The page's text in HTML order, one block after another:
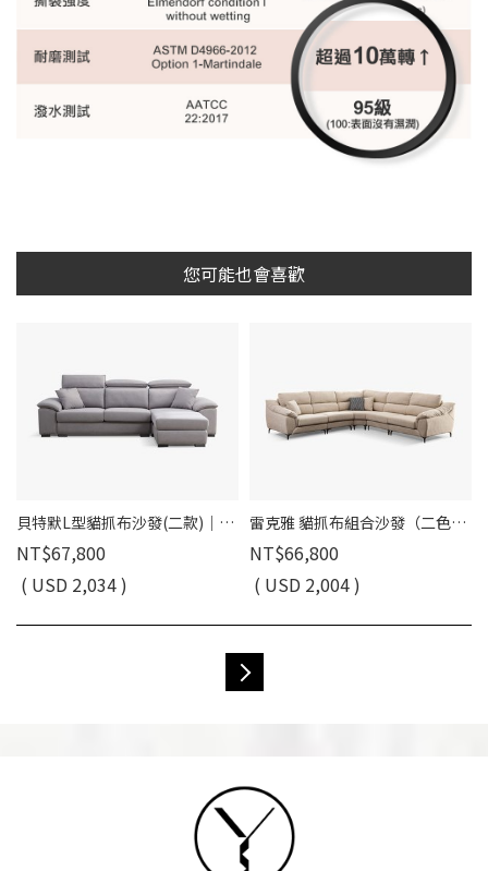
您可能也會喜歡
貝特默L型貓抓布沙發(二款)｜可調式頭靠 × 兩款機能扶手 × 耐磨防潑水–擇木深耕
NT$67,800
( USD 2,034 )
雷克雅 貓抓布組合沙發（二色）｜模組設計 × SGS 檢驗 × 耐磨防潑水 – 擇木深耕
NT$66,800
( USD 2,004 )